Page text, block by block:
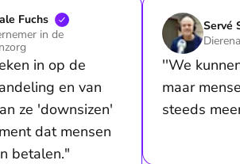
Fuchs
in de
in op de
en van
ze 'downsizen'
dat mensen
betalen."
Servé
''We
maar
steeds